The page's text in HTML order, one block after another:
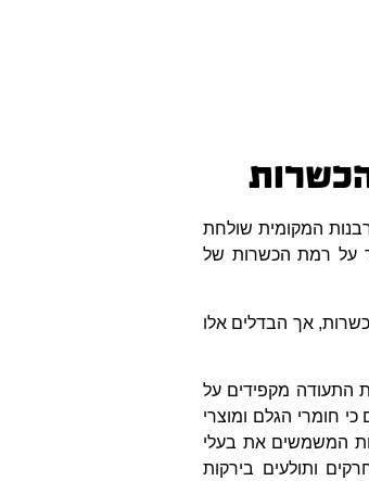
המקומית שולחת
על רמת הכשרות של
אך הבדלים אלו
התעודה מקפידים על
חומרי הגלם ומוצרי
המשמשים את בעלי
ותולעים בירקות